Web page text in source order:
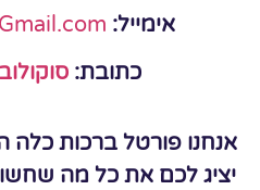
אימייל:
כתובת: סוקולוב 40 רמה"ש
אנחנו פורטל ברכות
יציג לכם את כל מה